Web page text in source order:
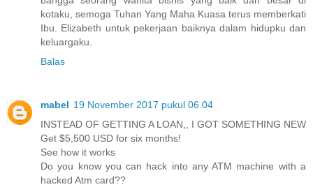
kotaku, semoga Tuhan Yang Maha Kuasa terus memberkati
Ibu. Elizabeth untuk pekerjaan baiknya dalam hidupku dan
keluargaku.
Balas
mabel 19 November 2017 pukul 06.04
INSTEAD OF GETTING A LOAN,, I GOT SOMETHING NEW
Get $5,500 USD for six months!
See how it works
Do you know you can hack into any ATM machine with a
hacked Atm card??